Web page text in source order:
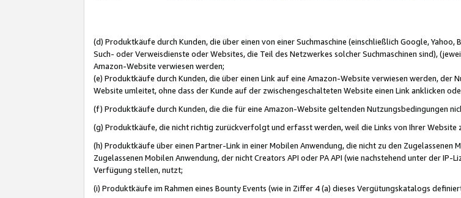
(d) Produktkäufe durch Kunden, die über einen von einer Suchmaschine (einschließlich Google,
Such- oder Verweisdienste oder Websites, die Teil des Netzwerkes solcher Suchmaschinen sind),
Amazon-Website verwiesen werden;
(e) Produktkäufe durch Kunden, die über einen Link auf eine Amazon-Website verwiesen werden,
Website umleitet, ohne dass der Kunde auf der zwischengeschalteten Website einen Link anklicken
(f) Produktkäufe durch Kunden, die die für eine Amazon-Website geltenden Nutzungsbedingungen
(g) Produktkäufe, die nicht richtig zurückverfolgt und erfasst werden, weil die Links von Ihrer
(h) Produktkäufe über einen Partner-Link in einer Mobilen Anwendung, die nicht zu den Zugelassenen
Zugelassenen Mobilen Anwendung, der nicht Creators API oder PA API (wie nachstehend unter der
Verfügung stellen, nutzt;
(i) Produktkäufe im Rahmen eines Bounty Events (wie in Ziffer 4 (a) dieses Vergütungskatalogs